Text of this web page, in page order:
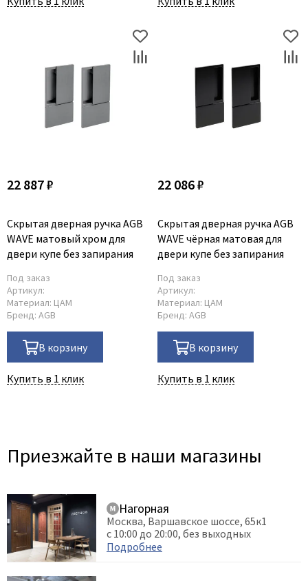
Protector
Valcomp
Verum
Viporte
22 887 ₽
Скрытая дверная ручка AGB
WAVE матовый хром для
двери купе без запирания
Под заказ
Артикул:
Материал: ЦАМ
Бренд: AGB
В корзину
Купить в 1 клик
22 086 ₽
Скрытая дверная ручка AGB
WAVE чёрная матовая для
двери купе без запирания
Под заказ
Артикул:
Материал: ЦАМ
Бренд: AGB
В корзину
Купить в 1 клик
Приезжайте в наши магазины
Нагорная
Москва, Варшавское шоссе, 65к1
с 10:00 до 20:00, без выходных
Подробнее